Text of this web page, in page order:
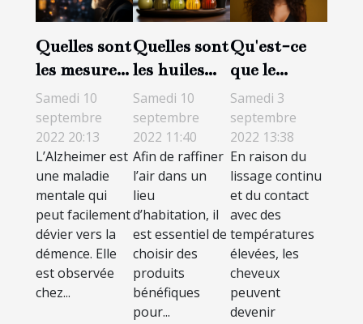
Quelles sont
les mesures
de gestion
de
l’Alzheimer
à Paris ?
Samedi 10
septembre
2022 20:13
L’Alzheimer est
une maladie
mentale qui
peut facilement
dévier vers la
démence. Elle
est observée
chez...
Quelles sont
les huiles
essentielles
à mettre
dans un
diffuseur ?
Samedi 10
septembre
2022 11:40
Afin de raffiner
l’air dans un
lieu
d’habitation, il
est essentiel de
choisir des
produits
bénéfiques
pour...
Qu'est-ce
que le
lissage
brésilien et
comment il
affecte les
cheveux ?
Samedi 3
septembre
2022 13:38
En raison du
lissage continu
et du contact
avec des
températures
élevées, les
cheveux
peuvent
devenir